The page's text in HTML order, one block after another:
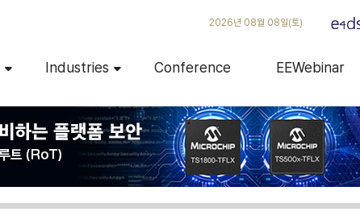
2026년 08월 08일(토)
Industries Conference EEWebinar